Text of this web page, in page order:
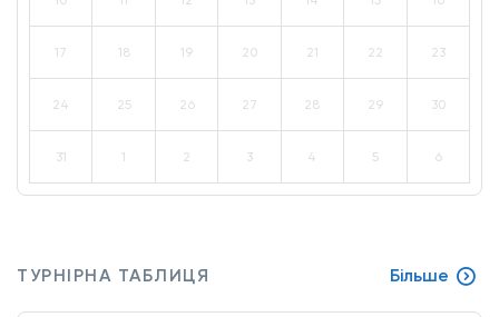
17 18 19 20 21 22 23
24 25 26 27 28 29 30
31 1 2 3 4 5 6
ТУРНІРНА ТАБЛИЦЯ Більше